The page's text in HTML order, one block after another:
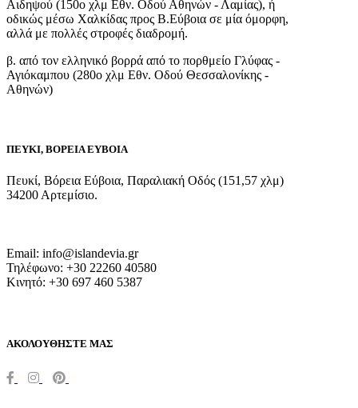
Αιδηψού (150ο χλμ Εθν. Οδού Αθηνών - Λαμίας), ή
οδικώς μέσω Χαλκίδας προς Β.Εύβοια σε μία όμορφη,
αλλά με πολλές στροφές διαδρομή.
β. από τον ελληνικό βορρά από το πορθμείο Γλύφας -
Αγιόκαμπου (280ο χλμ Εθν. Οδού Θεσσαλονίκης -
Αθηνών)
ΠΕΥΚΙ, ΒΟΡΕΙΑ ΕΥΒΟΙΑ
Πευκί, Βόρεια Εύβοια, Παραλιακή Οδός (151,57 χλμ)
34200 Αρτεμίσιο.
Email: info@islandevia.gr
Τηλέφωνο: +30 22260 40580
Κινητό: +30 697 460 5387
ΑΚΟΛΟΥΘΗΣΤΕ ΜΑΣ